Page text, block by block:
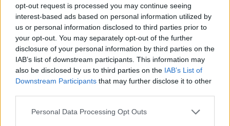
opt-out request is processed you may continue seeing
interest-based ads based on personal information utilized by
us or personal information disclosed to third parties prior to
your opt-out. You may separately opt-out of the further
disclosure of your personal information by third parties on the
IAB’s list of downstream participants. This information may
also be disclosed by us to third parties on the IAB’s List of
Downstream Participants that may further disclose it to other
Personal Data Processing Opt Outs